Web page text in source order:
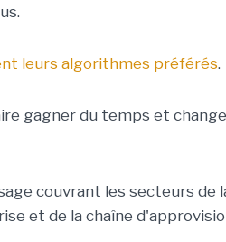
leurs algorithmes préférés.
gagner du temps et
couvrant les secteurs de
et de la chaîne